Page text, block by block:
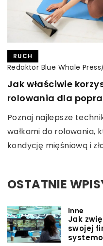
RUCH
Redaktor Blue Whale Press
Jak właściwie
rolowania dla
Poznaj najlepsze
wałkami do rolowania,
kondycję mięśniową i
OSTATNIE
Inne
Jak
swojej